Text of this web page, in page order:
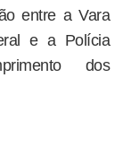
entre a Vara
e a Polícia
dos